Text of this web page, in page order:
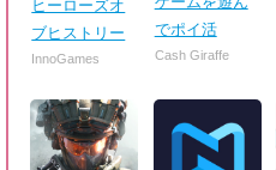
ヒーローズオ
ブヒストリー
InnoGames
でポイ活
Cash Giraffe